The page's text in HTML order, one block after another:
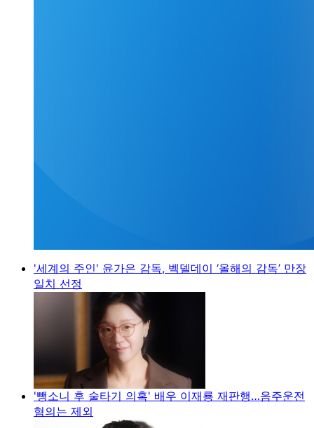
'세계의 주인' 윤가은 감독, 벡델데이 ‘올해의 감독’ 만장
일치 선정
'뺑소니 후 술타기 의혹' 배우 이재룡 재판행…음주운전
혐의는 제외